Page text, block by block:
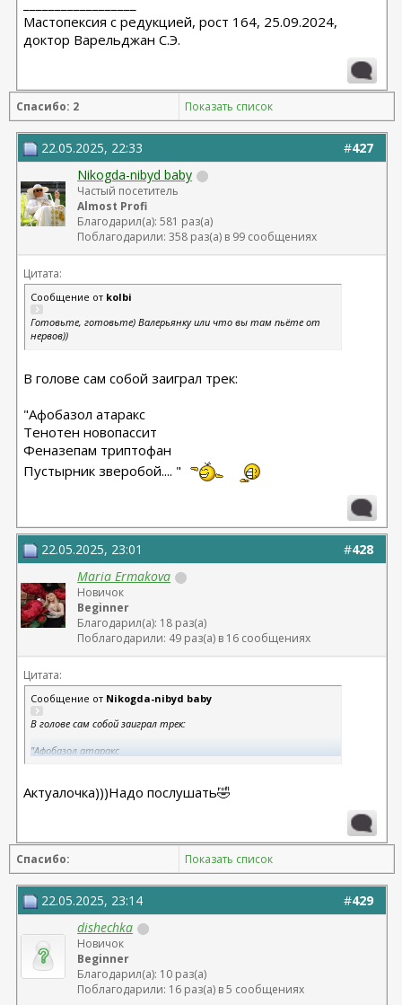
Мастопексия с редукцией, рост 164, 25.09.2024,
доктор Варельджан С.Э.
Спасибо: 2 Показать список
#427
22.05.2025, 22:33
Nikogda-nibyd baby
Частый посетитель
Almost Profi
Благодарил(а): 581 раз(а)
Поблагодарили: 358 раз(а) в 99 сообщениях
Цитата:
Сообщение от kolbi
Готовьте, готовьте) Валерьянку или что вы там пьёте от
нервов))
В голове сам собой заиграл трек:
"Афобазол атаракс
Тенотен новопассит
Феназепам триптофан
Пустырник зверобой.... "
#428
22.05.2025, 23:01
Maria Ermakova
Новичок
Beginner
Благодарил(а): 18 раз(а)
Поблагодарили: 49 раз(а) в 16 сообщениях
Цитата:
Сообщение от Nikogda-nibyd baby
В голове сам собой заиграл трек:
"Афобазол атаракс
Пустырник зверобой.... "
Актуалочка)))Надо послушать🤣
Спасибо: Показать список
#429
22.05.2025, 23:14
dishechka
Новичок
Beginner
Благодарил(а): 10 раз(а)
Поблагодарили: 16 раз(а) в 5 сообщениях